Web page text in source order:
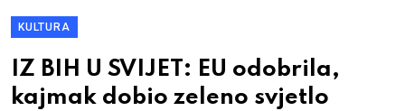
KULTURA
IZ BIH U SVIJET: EU odobrila,
kajmak dobio zeleno svjetlo